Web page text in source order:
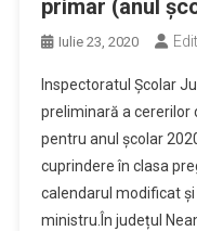
primar (anul
Iulie 23, 2020
Inspectoratul Școlar
preliminară a cererilor
pentru anul școlar
cuprindere în clasa
calendarul modificat
ministru.În județul